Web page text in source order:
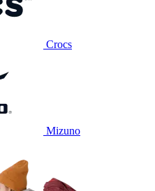
Crocs
Mizuno